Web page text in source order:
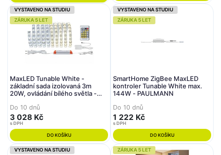
VYSTAVENO NA STUDIU
ZÁRUKA 5 LET
MaxLED Tunable White -
základní sada izolovaná 3m
20W, ovládání bílého světla -
Do 10 dnů
3 028 Kč
s DPH
DO KOŠÍKU
VYSTAVENO NA STUDIU
ZÁRUKA 5 LET
SmartHome ZigBee MaxLED
kontroler Tunable White max.
144W - PAULMANN
Do 10 dnů
1 222 Kč
s DPH
DO KOŠÍKU
VYSTAVENO NA STUDIU ZÁRUKA 5 LET